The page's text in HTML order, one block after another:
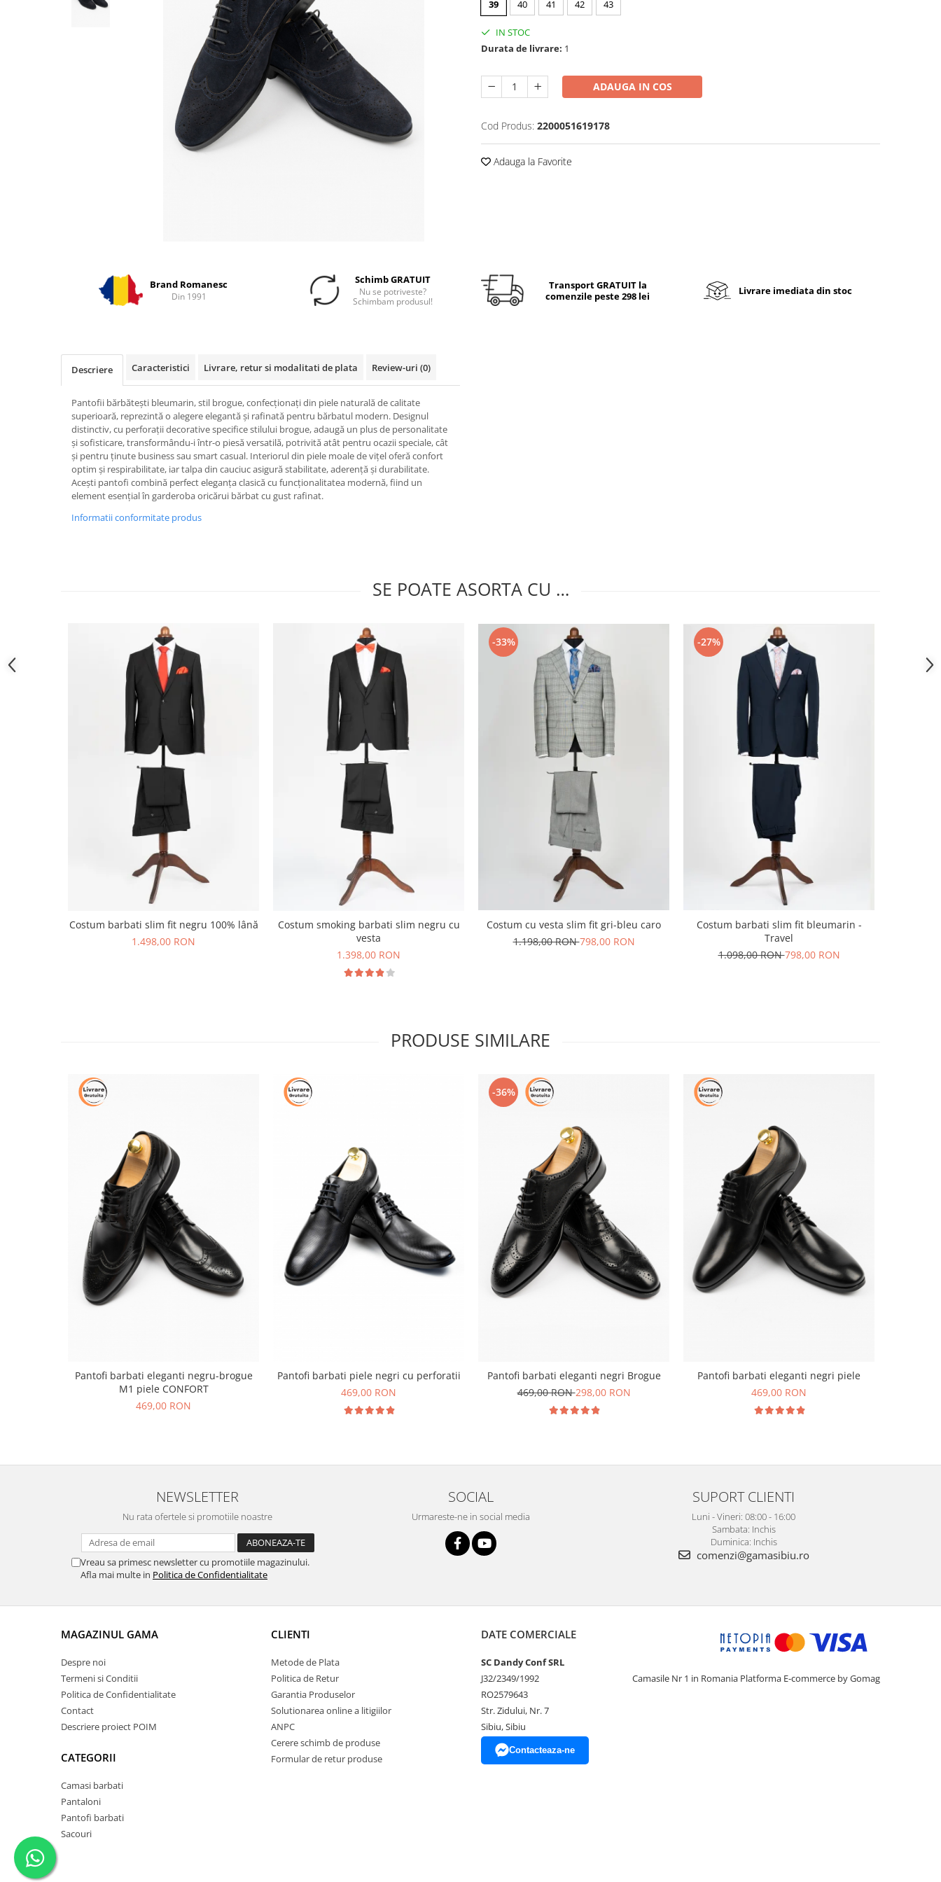
39 40 41 42 43
IN STOC
Durata de livrare: 1
ADAUGA IN COS
Cod Produs: 2200051619178
Adauga la Favorite
Brand Romanesc
Din 1991
Schimb GRATUIT
Nu se potriveste?
Schimbam produsul!
Transport GRATUIT la
comenzile peste 298 lei
Livrare imediata din stoc
Descriere Caracteristici Livrare, retur si modalitati de plata Review-uri (0)
Pantofii bărbătești bleumarin, stil brogue, confecționați din piele naturală de calitate
superioară, reprezintă o alegere elegantă și rafinată pentru bărbatul modern. Designul
distinctiv, cu perforații decorative specifice stilului brogue, adaugă un plus de personalitate
și sofisticare, transformându-i într-o piesă versatilă, potrivită atât pentru ocazii speciale, cât
și pentru ținute business sau smart casual. Interiorul din piele moale de vițel oferă confort
optim și respirabilitate, iar talpa din cauciuc asigură stabilitate, aderență și durabilitate.
Acești pantofi combină perfect eleganța clasică cu funcționalitatea modernă, fiind un
element esențial în garderoba oricărui bărbat cu gust rafinat.
Informatii conformitate produs
SE POATE ASORTA CU …
Costum barbati slim fit negru 100% lână
1.498,00 RON
Costum smoking barbati slim negru cu
vesta
1.398,00 RON
-33%
Costum cu vesta slim fit gri-bleu caro
1.198,00 RON798,00 RON
-27%
Costum barbati slim fit bleumarin -
Travel
1.098,00 RON798,00 RON
PRODUSE SIMILARE
Pantofi barbati eleganti negru-brogue
M1 piele CONFORT
469,00 RON
Pantofi barbati piele negri cu perforatii
469,00 RON
-36%
Pantofi barbati eleganti negri Brogue
469,00 RON298,00 RON
Pantofi barbati eleganti negri piele
469,00 RON
NEWSLETTER
Nu rata ofertele si promotiile noastre
Vreau sa primesc newsletter cu promotiile magazinului.
Afla mai multe in Politica de Confidentialitate
SOCIAL
Urmareste-ne in social media
SUPORT CLIENTI
Luni - Vineri: 08:00 - 16:00
Sambata: Inchis
Duminica: Inchis
comenzi@gamasibiu.ro
MAGAZINUL GAMA
Despre noi
Termeni si Conditii
Politica de Confidentialitate
Contact
Descriere proiect POIM
CATEGORII
Camasi barbati
Pantaloni
Pantofi barbati
Sacouri
CLIENTI
Metode de Plata
Politica de Retur
Garantia Produselor
Solutionarea online a litigiilor
ANPC
Cerere schimb de produse
Formular de retur produse
DATE COMERCIALE
SC Dandy Conf SRL
J32/2349/1992
RO2579643
Str. Zidului, Nr. 7
Sibiu, Sibiu
Contacteaza-ne
Camasile Nr 1 in Romania Platforma E-commerce by Gomag